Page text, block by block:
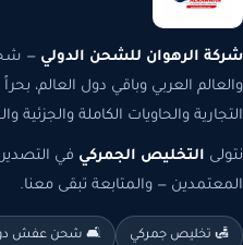
شركة الرهوان للشحن الدولي —
والعالم العربي وباقي دول العالم،
التجارية والحاويات الكاملة والجزئية
نتولى التخليص الجمركي في
المعتمدين — والمتابعة تبقى معنا.
🛃 تخليص جمركي 🛋️ شحن عفش